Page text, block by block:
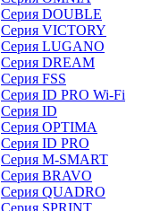
Серия DOUBLE
Серия VICTORY
Серия LUGANO
Серия DREAM
Серия FSS
Серия ID PRO Wi-Fi
Серия ID
Серия OPTIMA
Серия ID PRO
Серия M-SMART
Серия BRAVO
Серия QUADRO
Серия SPRINT